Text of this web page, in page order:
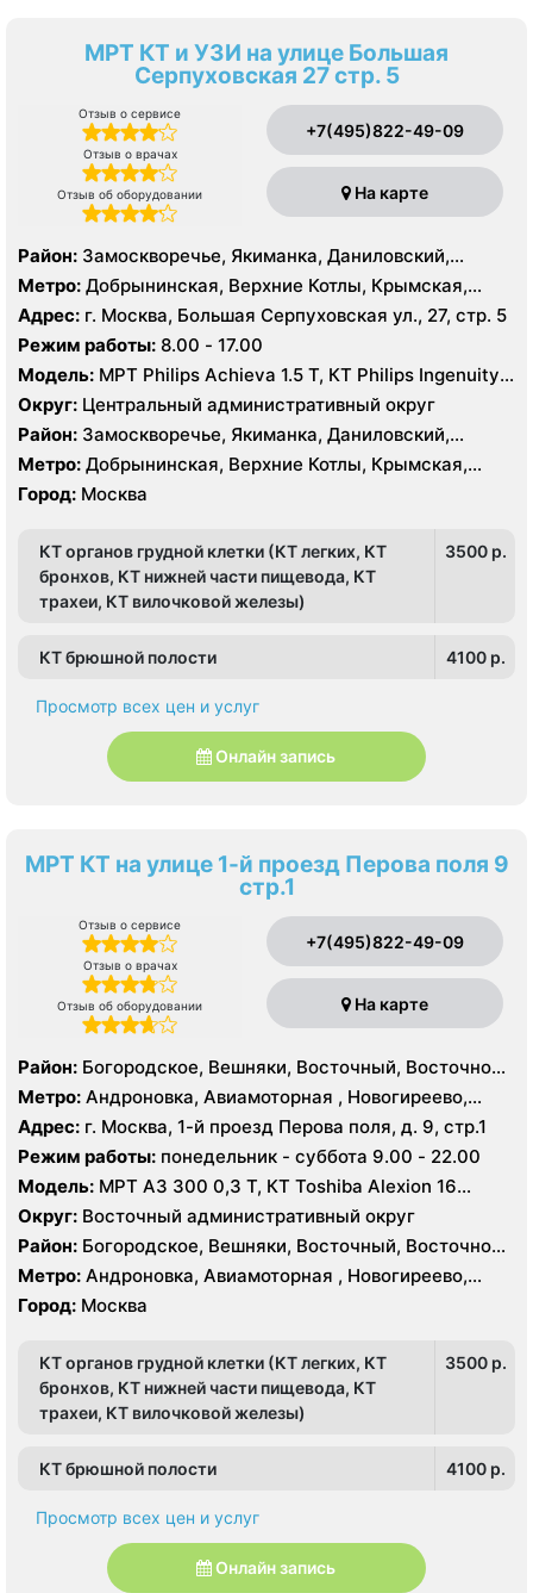
МРТ КТ и УЗИ на улице Большая
Серпуховская 27 стр. 5
Отзыв о сервисе
Отзыв о врачах
Отзыв об оборудовании
+7(495)822-49-09
На карте
Район: Замоскворечье, Якиманка, Даниловский,
Донской
Метро: Добрынинская, Верхние Котлы, Крымская,
Ленинский проспект, Новокузнецкая, Октябрьская,
Павелецкая, Полянка, Серпуховская, Третьяковская,
Тульская, Шаболовская
Адрес: г. Москва, Большая Серпуховская ул., 27, стр. 5
Режим работы: 8.00 - 17.00
Модель: МРТ Philips Achieva 1.5 T, КТ Philips Ingenuity
Elite 128 срезов, УЗИ Philips HD15 XE, GE Vivid 3 Pro
Округ: Центральный административный округ
Район: Замоскворечье, Якиманка, Даниловский,
Донской
Метро: Добрынинская, Верхние Котлы, Крымская,
Ленинский проспект, Новокузнецкая, Октябрьская,
Павелецкая, Полянка, Серпуховская, Третьяковская,
Город: Москва
КТ органов грудной клетки (КТ легких, КТ
бронхов, КТ нижней части пищевода, КТ
трахеи, КТ вилочковой железы)
3500 p.
КТ брюшной полости 4100 p.
Просмотр всех цен и услуг
Онлайн запись
МРТ КТ на улице 1-й проезд Перова поля 9
стр.1
Отзыв о сервисе
Отзыв о врачах
Отзыв об оборудовании
+7(495)822-49-09
На карте
Район: Богородское, Вешняки, Восточный, Восточное
Измайлово, Гольяново, Ивановское, Измайлово,
Косино-Ухтомский, Метрогородок, Новогиреево,
Новокосино, Перово, Преображенское, Северное
Измайлово, Соколиная Гора, Лефортово,
Нижегородский, Рязанский
Метро: Андроновка, Авиамоторная , Новогиреево,
Новокосино, Перово, Соколиная гора, Шоссе
Энтузиастов
Адрес: г. Москва, 1-й проезд Перова поля, д. 9, стр.1
Режим работы: понедельник - суббота 9.00 - 22.00
Модель: МРТ АЗ 300 0,3 Т, КТ Toshiba Alexion 16
срезов
Округ: Восточный административный округ
Район: Богородское, Вешняки, Восточный, Восточное
Измайлово, Гольяново, Ивановское, Измайлово,
Косино-Ухтомский, Метрогородок, Новогиреево,
Новокосино, Перово, Преображенское, Северное
Нижегородский, Рязанский
Метро: Андроновка, Авиамоторная , Новогиреево,
Новокосино, Перово, Соколиная гора, Шоссе
Энтузиастов
Город: Москва
КТ органов грудной клетки (КТ легких, КТ
бронхов, КТ нижней части пищевода, КТ
трахеи, КТ вилочковой железы)
3500 p.
КТ брюшной полости 4100 p.
Просмотр всех цен и услуг
Онлайн запись